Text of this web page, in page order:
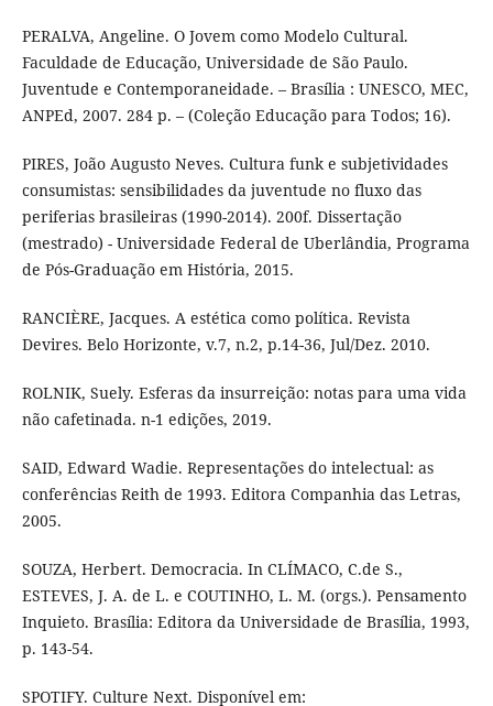
PERALVA, Angeline. O Jovem como Modelo Cultural.
Faculdade de Educação, Universidade de São Paulo.
Juventude e Contemporaneidade. – Brasília : UNESCO, MEC,
ANPEd, 2007. 284 p. – (Coleção Educação para Todos; 16).
PIRES, João Augusto Neves. Cultura funk e subjetividades
consumistas: sensibilidades da juventude no fluxo das
periferias brasileiras (1990-2014). 200f. Dissertação
(mestrado) - Universidade Federal de Uberlândia, Programa
de Pós-Graduação em História, 2015.
RANCIÈRE, Jacques. A estética como política. Revista
Devires. Belo Horizonte, v.7, n.2, p.14-36, Jul/Dez. 2010.
ROLNIK, Suely. Esferas da insurreição: notas para uma vida
não cafetinada. n-1 edições, 2019.
SAID, Edward Wadie. Representações do intelectual: as
conferências Reith de 1993. Editora Companhia das Letras,
2005.
SOUZA, Herbert. Democracia. In CLÍMACO, C.de S.,
ESTEVES, J. A. de L. e COUTINHO, L. M. (orgs.). Pensamento
Inquieto. Brasília: Editora da Universidade de Brasília, 1993,
p. 143-54.
SPOTIFY. Culture Next. Disponível em: